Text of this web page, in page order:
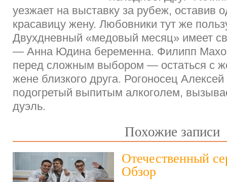
уезжает на выставку за рубеж, оставив
красавицу жену. Любовники тут же
Двухдневный «медовый месяц» имеет
— Анна Юдина беременна. Филипп
перед сложным выбором — остаться с
жене близкого друга. Рогоносец
подогретый выпитым алкоголем,
дуэль.
Похожие записи
Отечественный
Обзор